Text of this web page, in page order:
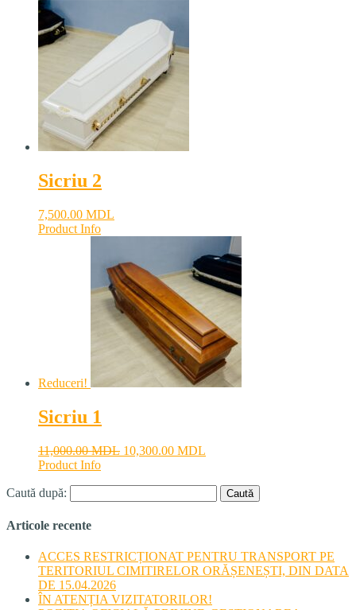
Sicriu 2
7,500.00 MDL
Product Info
Reduceri!
Sicriu 1
11,000.00MDL 10,300.00 MDL
Product Info
Caută după:
Articole recente
ACCES RESTRICȚIONAT PENTRU TRANSPORT PE
TERITORIUL CIMITIRELOR ORĂȘENEȘTI, DIN DATA
DE 15.04.2026
ÎN ATENȚIA VIZITATORILOR!